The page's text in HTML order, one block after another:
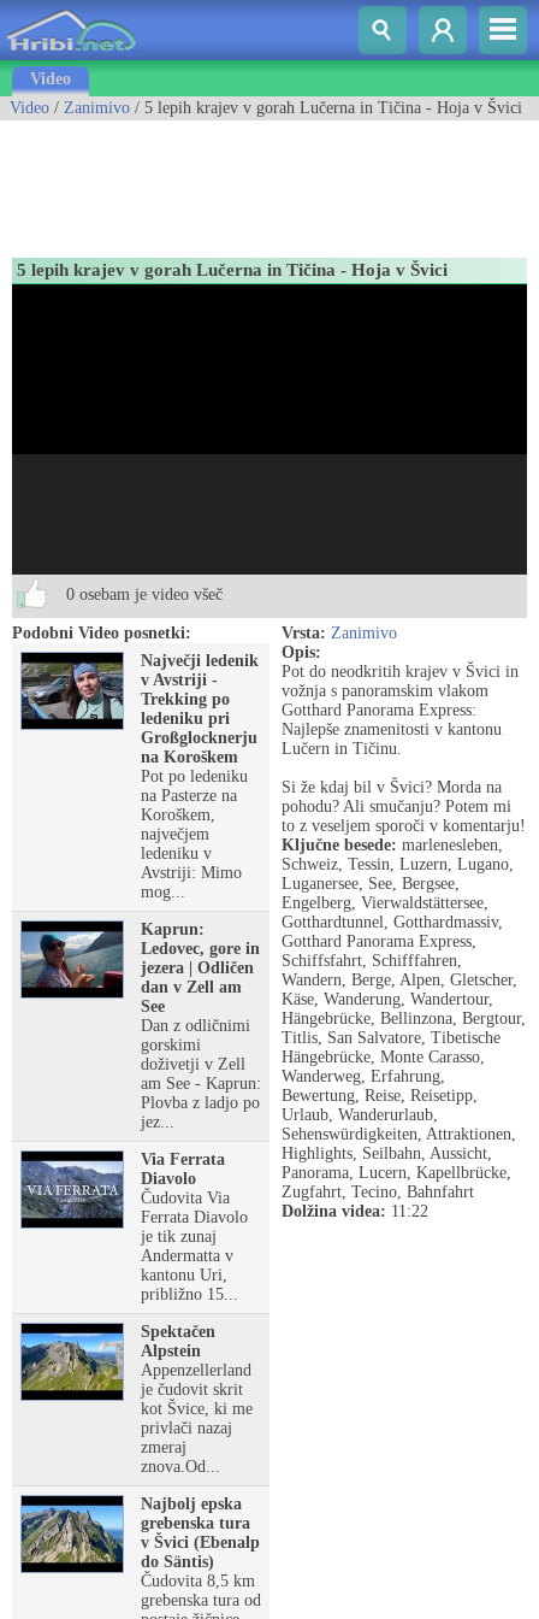
Video
Video / Zanimivo / 5 lepih krajev v gorah Lučerna in Tičina - Hoja v Švici
5 lepih krajev v gorah Lučerna in Tičina - Hoja v Švici
0 osebam je video všeč
Podobni Video posnetki:
Največji ledenik
v Avstriji -
Trekking po
ledeniku pri
Großglocknerju
na Koroškem
Pot po ledeniku
na Pasterze na
Koroškem,
največjem
ledeniku v
Avstriji: Mimo
mog...
Kaprun:
Ledovec, gore in
jezera | Odličen
dan v Zell am
See
Dan z odličnimi
gorskimi
doživetji v Zell
am See - Kaprun:
Plovba z ladjo po
jez...
Via Ferrata
Diavolo
Čudovita Via
Ferrata Diavolo
je tik zunaj
Andermatta v
kantonu Uri,
približno 15...
Spektačen
Alpstein
Appenzellerland
je čudovit skrit
kot Švice, ki me
privlači nazaj
zmeraj
znova.Od...
Najbolj epska
grebenska tura
v Švici (Ebenalp
do Säntis)
Čudovita 8,5 km
grebenska tura od
Vrsta: Zanimivo
Opis:
Pot do neodkritih krajev v Švici in
vožnja s panoramskim vlakom
Gotthard Panorama Express:
Najlepše znamenitosti v kantonu
Lučern in Tičinu.
Si že kdaj bil v Švici? Morda na
pohodu? Ali smučanju? Potem mi
to z veseljem sporoči v komentarju!
Ključne besede: marlenesleben,
Schweiz, Tessin, Luzern, Lugano,
Luganersee, See, Bergsee,
Engelberg, Vierwaldstättersee,
Gotthardtunnel, Gotthardmassiv,
Gotthard Panorama Express,
Schiffsfahrt, Schifffahren,
Wandern, Berge, Alpen, Gletscher,
Käse, Wanderung, Wandertour,
Hängebrücke, Bellinzona, Bergtour,
Titlis, San Salvatore, Tibetische
Hängebrücke, Monte Carasso,
Wanderweg, Erfahrung,
Bewertung, Reise, Reisetipp,
Urlaub, Wanderurlaub,
Sehenswürdigkeiten, Attraktionen,
Highlights, Seilbahn, Aussicht,
Panorama, Lucern, Kapellbrücke,
Zugfahrt, Tecino, Bahnfahrt
Dolžina videa: 11:22